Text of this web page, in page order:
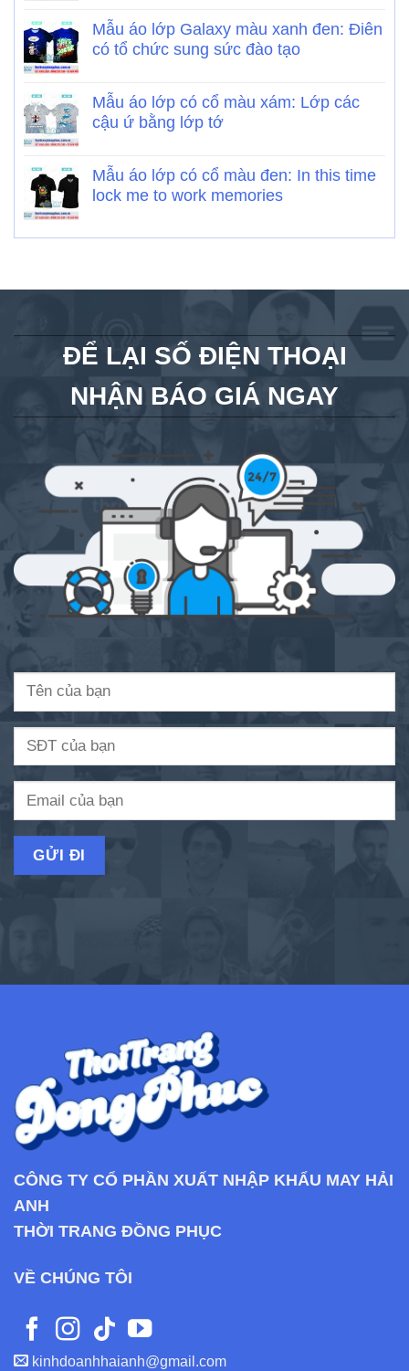
Mẫu áo lớp Galaxy màu xanh đen: Điên
có tổ chức sung sức đào tạo
Mẫu áo lớp có cổ màu xám: Lớp các
cậu ứ bằng lớp tớ
Mẫu áo lớp có cổ màu đen: In this time
lock me to work memories
ĐỂ LẠI SỐ ĐIỆN THOẠI
NHẬN BÁO GIÁ NGAY
CÔNG TY CỔ PHẦN XUẤT NHẬP KHẨU MAY HẢI
ANH
THỜI TRANG ĐỒNG PHỤC
VỀ CHÚNG TÔI
kinhdoanhhaianh@gmail.com